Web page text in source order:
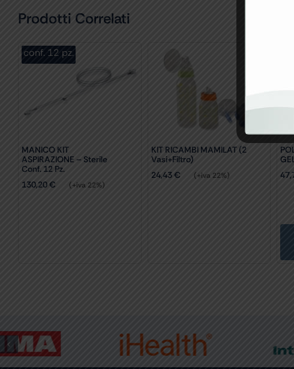
Prodotti Correlati
conf. 12 pz.
MANICO KIT
ASPIRAZIONE – Sterile
Conf. 12 Pz.
130,20€ (+iva 22%)
KIT RICAMBI MAMILAT (2
Vasi+filtro)
24,43€ (+iva 22%)